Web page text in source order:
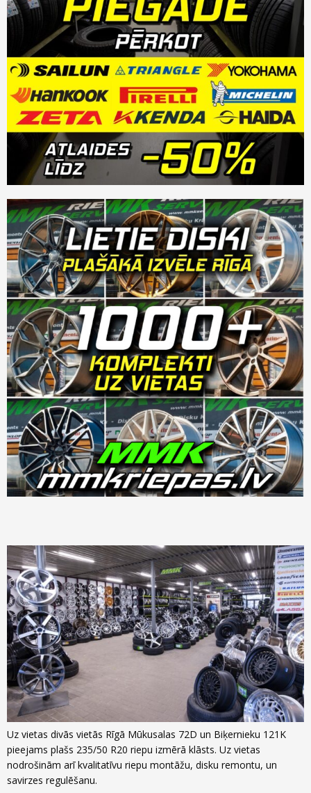
Uz vietas divās vietās Rīgā Mūkusalas 72D un Biķernieku 121K
pieejams plašs 235/50 R20 riepu izmērā klāsts. Uz vietas
nodrošinām arī kvalitatīvu riepu montāžu, disku remontu, un
savirzes regulēšanu.